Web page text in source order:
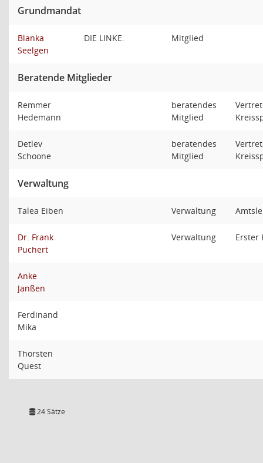
Grundmandat
Blanka
Seelgen
DIE LINKE. Mitglied
Beratende Mitglieder
Remmer
Hedemann
beratendes
Mitglied
Detlev
Schoone
beratendes
Mitglied
Verwaltung
Talea Eiben Verwaltung
Dr. Frank
Puchert
Verwaltung Erster
Anke
Janßen
Ferdinand
Mika
Thorsten
Quest
24 Sätze